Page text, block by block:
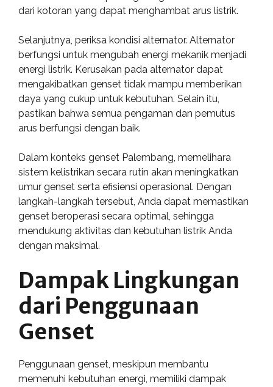
dari kotoran yang dapat menghambat arus listrik.
Selanjutnya, periksa kondisi alternator. Alternator
berfungsi untuk mengubah energi mekanik menjadi
energi listrik. Kerusakan pada alternator dapat
mengakibatkan genset tidak mampu memberikan
daya yang cukup untuk kebutuhan. Selain itu,
pastikan bahwa semua pengaman dan pemutus
arus berfungsi dengan baik.
Dalam konteks genset Palembang, memelihara
sistem kelistrikan secara rutin akan meningkatkan
umur genset serta efisiensi operasional. Dengan
langkah-langkah tersebut, Anda dapat memastikan
genset beroperasi secara optimal, sehingga
mendukung aktivitas dan kebutuhan listrik Anda
dengan maksimal.
Dampak Lingkungan
dari Penggunaan
Genset
Penggunaan genset, meskipun membantu
memenuhi kebutuhan energi, memiliki dampak